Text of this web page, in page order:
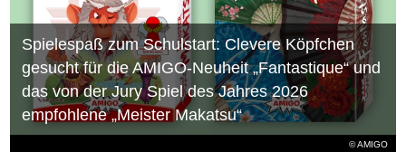
Spielespaß zum Schulstart: Clevere Köpfchen
gesucht für die AMIGO-Neuheit „Fantastique“ und
das von der Jury Spiel des Jahres 2026
empfohlene „Meister Makatsu“